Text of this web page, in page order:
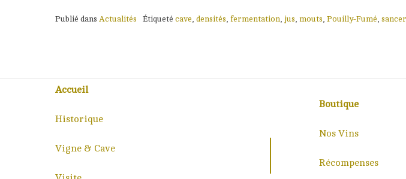
Publié dans Actualités Étiqueté cave densités fermentation jus mouts Pouilly-Fumé
Accueil
Historique
Vigne & Cave
Boutique
Nos Vins
Récompenses